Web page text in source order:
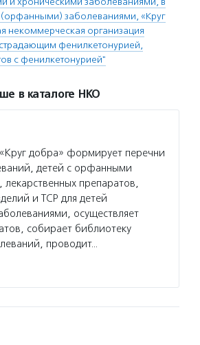
заболеваниями, «Круг
некоммерческая организация
фенилкетонурией,
с фенилкетонурией"
в каталоге НКО
добра» формирует перечни
детей с орфанными
лекарственных препаратов,
и ТСР для детей
осуществляет
собирает библиотеку
проводит…